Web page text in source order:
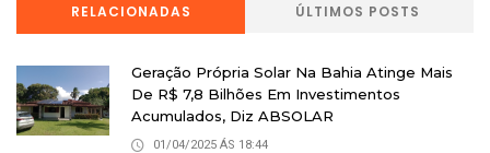
RELACIONADAS ÚLTIMOS POSTS
Geração Própria Solar Na Bahia Atinge Mais
De R$ 7,8 Bilhões Em Investimentos
Acumulados, Diz ABSOLAR
01/04/2025 ÁS 18:44